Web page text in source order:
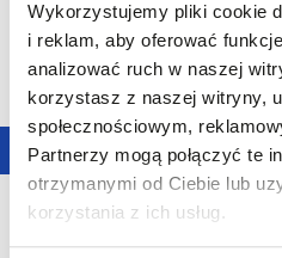
Wykorzystujemy pliki cookie
i reklam, aby oferować
analizować ruch w naszej
korzystasz z naszej witryny,
społecznościowym,
Partnerzy mogą połączyć te
otrzymanymi od Ciebie lub
korzystania z ich usług.
Nowość
LONGINES MASTER
COLLECTION
11 200,00 zł